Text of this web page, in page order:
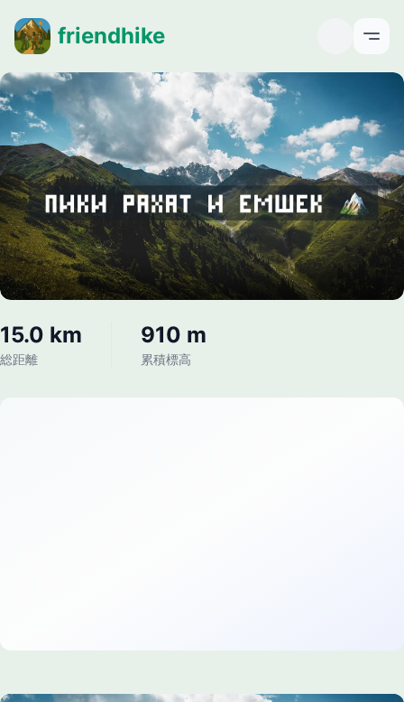
friendhike
15.0 km
総距離
910 m
累積標高